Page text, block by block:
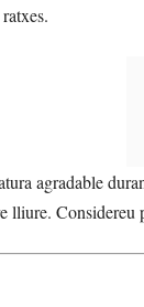
agradable
lliure.